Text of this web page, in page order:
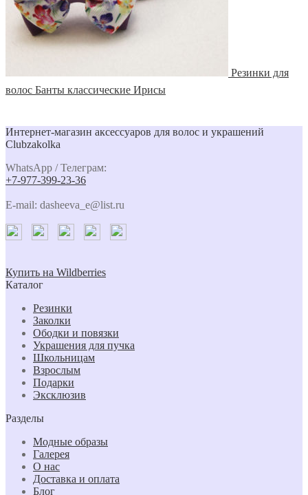
Резинки для
волос Банты классические Ирисы
Интернет-магазин аксессуаров для волос и украшений
Clubzakolka
WhatsApp / Телеграм:
+7-977-399-23-36
E-mail: dasheeva_e@list.ru
Купить на Wildberries
Каталог
Резинки
Заколки
Ободки и повязки
Украшения для пучка
Школьницам
Взрослым
Подарки
Эксклюзив
Разделы
Модные образы
Галерея
О нас
Доставка и оплата
Блог